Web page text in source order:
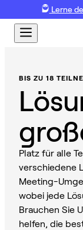
Lerne
BIS ZU 18
Platz für alle
verschiedene
Meeting-
wobei jede
Brauchen Sie
helfen, die